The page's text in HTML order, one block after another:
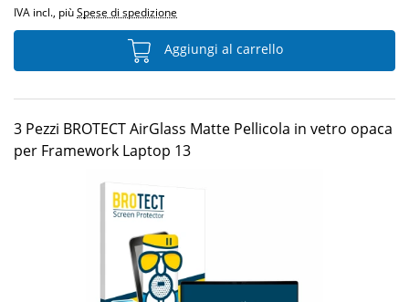
IVA incl., piùSpese di spedizione
Aggiungi al carrello
3 Pezzi BROTECT AirGlass Matte Pellicola in vetro opaca
per Framework Laptop 13